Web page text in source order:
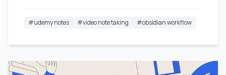
#udemy notes #video note taking #obsidian workflow